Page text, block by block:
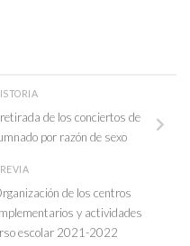
de los conciertos de
por razón de sexo
de los centros
y actividades
escolar 2021-2022